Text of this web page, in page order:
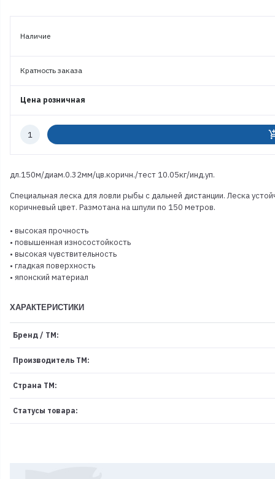
Наличие
Кратность заказа
Цена розничная
Количество
дл.150м/диам.0.32мм/цв.коричн./тест 10.05кг/инд.уп.
Специальная леска для ловли рыбы с дальней дистанции. Леска
коричневый цвет. Размотана на шпули по 150 метров.
• высокая прочность
• повышенная износостойкость
• высокая чувствительность
• гладкая поверхность
• японский материал
ХАРАКТЕРИСТИКИ
Бренд / ТМ:
Производитель ТМ:
Страна ТМ:
Статусы товара: